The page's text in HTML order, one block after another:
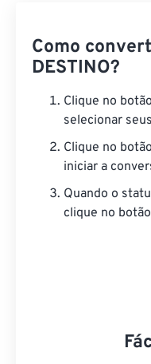
Como
DESTINO?
Clique no botão
selecionar
Clique no botão
iniciar a
Quando o
clique no botão